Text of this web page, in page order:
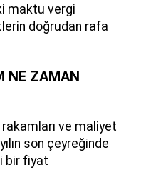
maktu vergi
doğrudan rafa
NE ZAMAN
ve maliyet
son çeyreğinde
bir fiyat